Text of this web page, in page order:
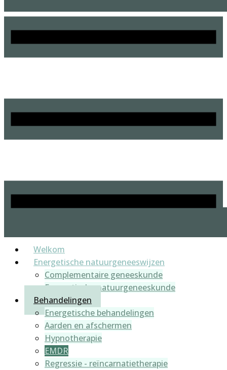
Welkom
Energetische natuurgeneeswijzen
Complementaire geneeskunde
Energetische natuurgeneeskunde
Behandelingen
Energetische behandelingen
Aarden en afschermen
Hypnotherapie
EMDR
Regressie - reïncarnatietherapie